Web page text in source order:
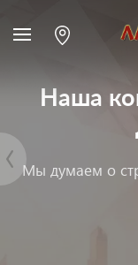
Наша
Мы думаем о